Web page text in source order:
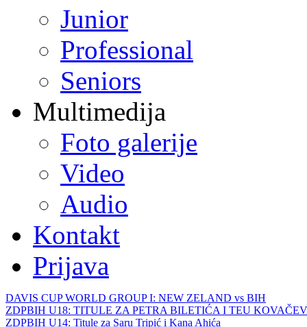
Junior
Professional
Seniors
Multimedija
Foto galerije
Video
Audio
Kontakt
Prijava
DAVIS CUP WORLD GROUP I: NEW ZELAND vs BIH
ZDPBIH U18: TITULE ZA PETRA BILETIĆA I TEU
ZDPBIH U14: Titule za Saru Tripić i Kana Ahića